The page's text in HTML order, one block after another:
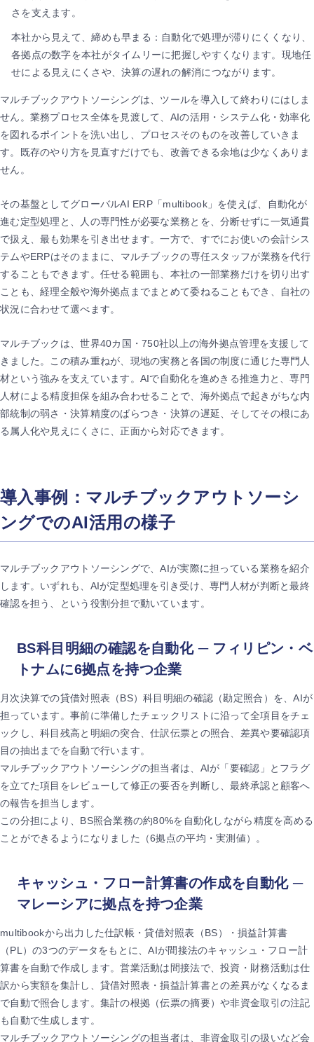
さを支えます。
本社から見えて、締めも早まる：自動化で処理が滞りにくくなり、
各拠点の数字を本社がタイムリーに把握しやすくなります。現地任
せによる見えにくさや、決算の遅れの解消につながります。
マルチブックアウトソーシングは、ツールを導入して終わりにはしま
せん。業務プロセス全体を見渡して、AIの活用・システム化・効率化
を図れるポイントを洗い出し、プロセスそのものを改善していきま
す。既存のやり方を見直すだけでも、改善できる余地は少なくありま
せん。
その基盤としてグローバルAI ERP「multibook」を使えば、自動化が
進む定型処理と、人の専門性が必要な業務とを、分断せずに一気通貫
で扱え、最も効果を引き出せます。一方で、すでにお使いの会計シス
テムやERPはそのままに、マルチブックの専任スタッフが業務を代行
することもできます。任せる範囲も、本社の一部業務だけを切り出す
ことも、経理全般や海外拠点までまとめて委ねることもでき、自社の
状況に合わせて選べます。
マルチブックは、世界40カ国・750社以上の海外拠点管理を支援して
きました。この積み重ねが、現地の実務と各国の制度に通じた専門人
材という強みを支えています。AIで自動化を進めきる推進力と、専門
人材による精度担保を組み合わせることで、海外拠点で起きがちな内
部統制の弱さ・決算精度のばらつき・決算の遅延、そしてその根にあ
る属人化や見えにくさに、正面から対応できます。
導入事例：マルチブックアウトソーシ
ングでのAI活用の様子
マルチブックアウトソーシングで、AIが実際に担っている業務を紹介
します。いずれも、AIが定型処理を引き受け、専門人材が判断と最終
確認を担う、という役割分担で動いています。
BS科目明細の確認を自動化 ─ フィリピン・ベ
トナムに6拠点を持つ企業
月次決算での貸借対照表（BS）科目明細の確認（勘定照合）を、AIが
担っています。事前に準備したチェックリストに沿って全項目をチェ
ックし、科目残高と明細の突合、仕訳伝票との照合、差異や要確認項
目の抽出までを自動で行います。
マルチブックアウトソーシングの担当者は、AIが「要確認」とフラグ
を立てた項目をレビューして修正の要否を判断し、最終承認と顧客へ
の報告を担当します。
この分担により、BS照合業務の約80%を自動化しながら精度を高める
ことができるようになりました（6拠点の平均・実測値）。
キャッシュ・フロー計算書の作成を自動化 ─
マレーシアに拠点を持つ企業
multibookから出力した仕訳帳・貸借対照表（BS）・損益計算書
（PL）の3つのデータをもとに、AIが間接法のキャッシュ・フロー計
算書を自動で作成します。営業活動は間接法で、投資・財務活動は仕
訳から実額を集計し、貸借対照表・損益計算書との差異がなくなるま
で自動で照合します。集計の根拠（伝票の摘要）や非資金取引の注記
も自動で生成します。
マルチブックアウトソーシングの担当者は、非資金取引の扱いなど会